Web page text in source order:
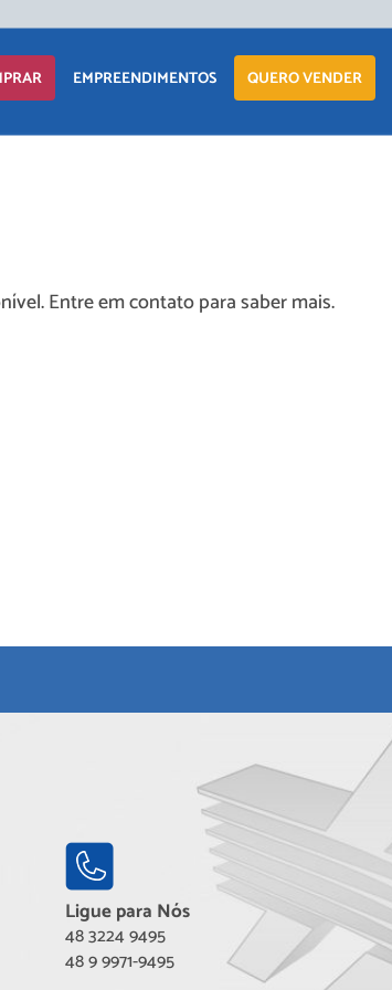
EMPREENDIMENTOS
PRONTOS PARA
MORAR
QUERO VENDER
APARTAMENTO
CASA
Entre em contato para saber mais.
Ligue para Nós
48 3224 9495
48 9 9971-9495